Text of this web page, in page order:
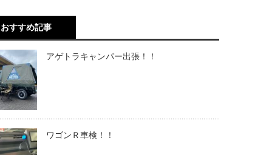
おすすめ記事
アゲトラキャンパー出張！！
ワゴンＲ車検！！